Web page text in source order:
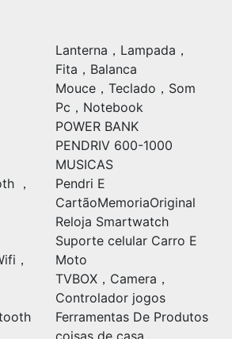
，
，
Lanterna，Lampada，
Fita，Balanca
Mouce，Teclado，Som
Pc，Notebook
POWER BANK
PENDRIV 600-1000
MUSICAS
Pendri E
CartãoMemoriaOriginal
Reloja Smartwatch
Suporte celular Carro E
Moto
TVBOX，Camera，
Controlador jogos
Ferramentas De Produtos
coisas de casa